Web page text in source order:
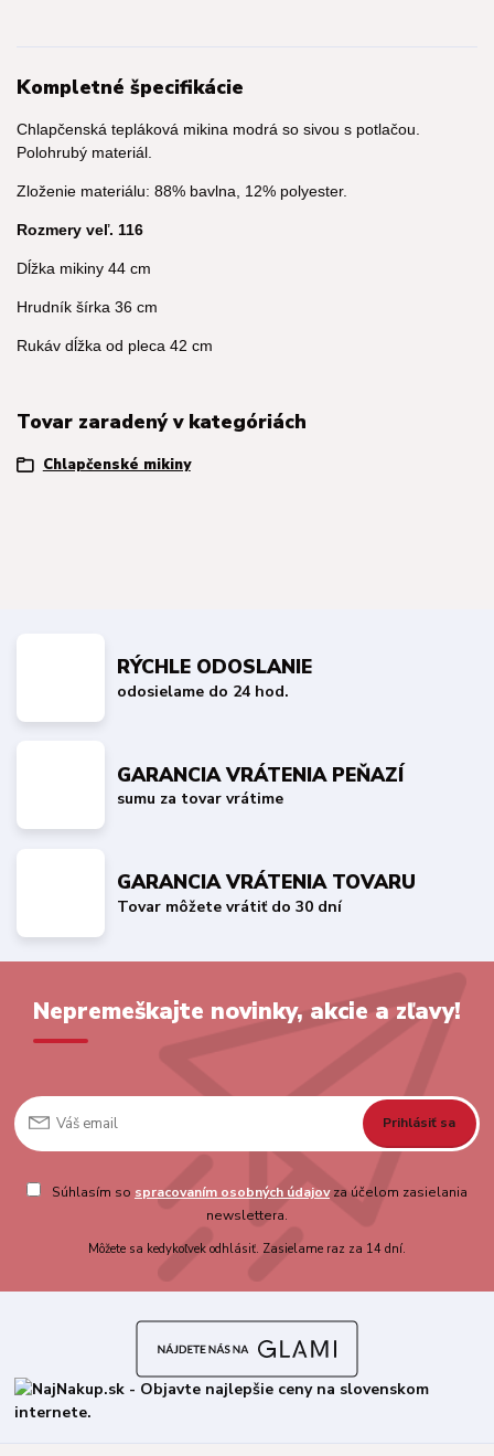
Kompletné špecifikácie
Chlapčenská tepláková mikina modrá so sivou s potlačou.
Polohrubý materiál.
Zloženie materiálu: 88% bavlna, 12% polyester.
Rozmery veľ. 116
Dĺžka mikiny 44 cm
Hrudník šírka 36 cm
Rukáv dĺžka od pleca 42 cm
Tovar zaradený v kategóriách
Chlapčenské mikiny
RÝCHLE ODOSLANIE
odosielame do 24 hod.
GARANCIA VRÁTENIA PEŇAZÍ
sumu za tovar vrátime
GARANCIA VRÁTENIA TOVARU
Tovar môžete vrátiť do 30 dní
Nepremeškajte novinky, akcie a zľavy!
Prihlásiť sa
Súhlasím so spracovaním osobných údajovza účelom zasielania
newslettera.
Môžete sa kedykoľvek odhlásiť. Zasielame raz za 14 dní.